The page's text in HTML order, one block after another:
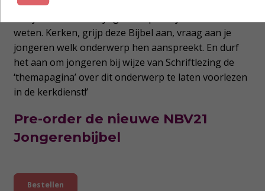
de Bijbel opnieuw te ontdekken. Deze Jongerenbijbel
weten. Kerken, grijp deze Bijbel aan, vraag aan je
jongeren welk onderwerp hen aanspreekt. En durf
het aan om jongeren bij wijze van Schriftlezing de
‘themapagina’ over dit onderwerp te laten voorlezen
in de kerkdienst!’
Pre-order de nieuwe NBV21
Jongerenbijbel
Bestellen